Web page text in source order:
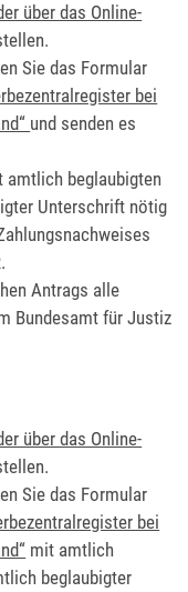
über das Online-
Sie das Formular
bei
und senden es
amtlich beglaubigten
Unterschrift nötig
Antrags alle
Bundesamt für Justiz
über das Online-
Sie das Formular
bei
mit amtlich
beglaubigter